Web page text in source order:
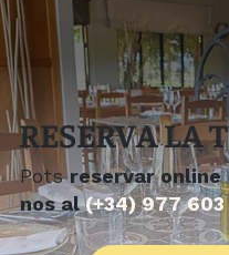
RESERVA LA
Potsreservar online
nos al(+34) 977